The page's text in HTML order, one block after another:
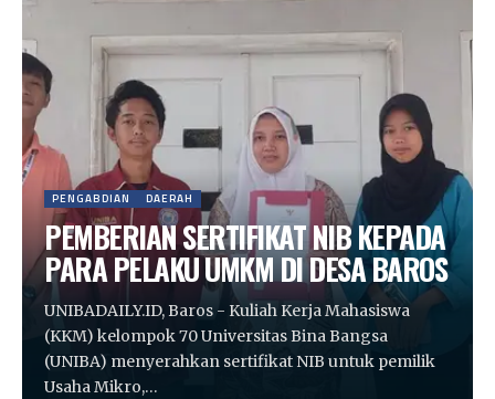
PENGABDIAN DAERAH
PEMBERIAN SERTIFIKAT NIB KEPADA
PARA PELAKU UMKM DI DESA BAROS
UNIBADAILY.ID, Baros - Kuliah Kerja Mahasiswa
(KKM) kelompok 70 Universitas Bina Bangsa
(UNIBA) menyerahkan sertifikat NIB untuk pemilik
Usaha Mikro,…